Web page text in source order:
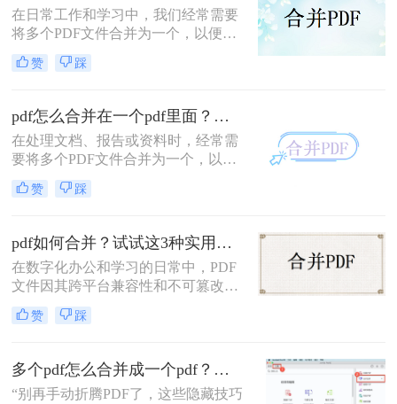
在日常工作和学习中，我们经常需要
将多个PDF文件合并为一个，以便于
查阅和分享。那么如何把pdf合并在一
起呢？本文将介绍三种常用的PDF合
赞 踩
pdf怎么合并在一个pdf里面？这二种合并方法了解下！
在处理文档、报告或资料时，经常需
要将多个PDF文件合并为一个，以便
于查阅和管理。那么pdf怎么合并在一
个pdf里面呢？本文将介绍两种将多个
赞 踩
pdf如何合并？试试这3种实用合并方法！
在数字化办公和学习的日常中，PDF
文件因其跨平台兼容性和不可篡改性
而广受欢迎。然而，当需要处理多个
PDF文件时，将它们合并成一个文件
并呢？本文将介绍三种合并PDF文件
的方法。
赞 踩
多个pdf怎么合并成一个pdf？小编亲测高效方法大公开！
“别再手动折腾PDF了，这些隐藏技巧